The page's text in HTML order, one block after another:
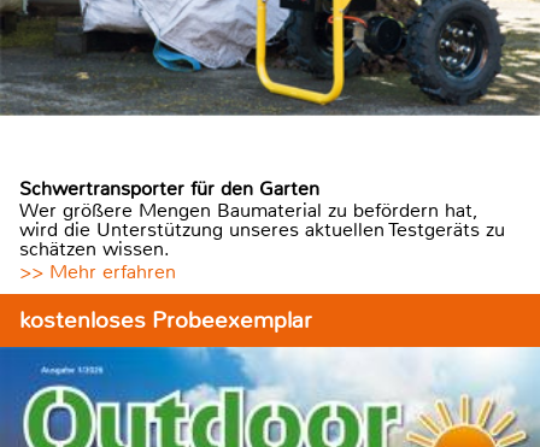
Schwertransporter für den Garten
Wer größere Mengen Baumaterial zu befördern hat,
wird die Unterstützung unseres aktuellen Testgeräts zu
schätzen wissen.
>> Mehr erfahren
kostenloses Probeexemplar